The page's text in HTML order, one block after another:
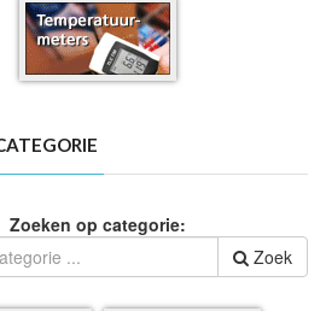
Zoeken op categorie:
Zoek